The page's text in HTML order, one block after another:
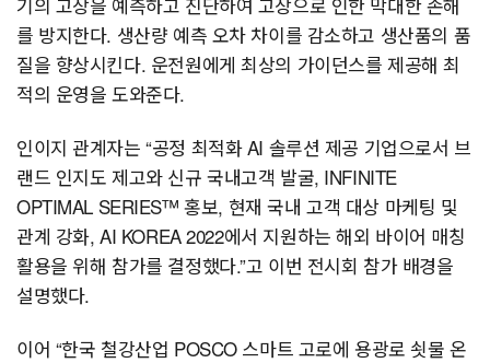
기의 고장을 예측하고 진단하여 고장으로 인한 막대한 손해
를 방지한다. 생산량 예측 오차 차이를 감소하고 생산품의 품
질을 향상시킨다. 운전원에게 최상의 가이던스를 제공해 최
적의 운영을 도와준다.
인이지 관계자는 “공정 최적화 AI 솔루션 제공 기업으로서 브
랜드 인지도 제고와 신규 국내고객 발굴, INFINITE
OPTIMAL SERIES™ 홍보, 현재 국내 고객 대상 마케팅 및
관계 강화, AI KOREA 2022에서 지원하는 해외 바이어 매칭
활용을 위해 참가를 결정했다.”고 이번 전시회 참가 배경을
설명했다.
이어 “한국 철강산업 POSCO 스마트 고로에 용광로 쇳물 온